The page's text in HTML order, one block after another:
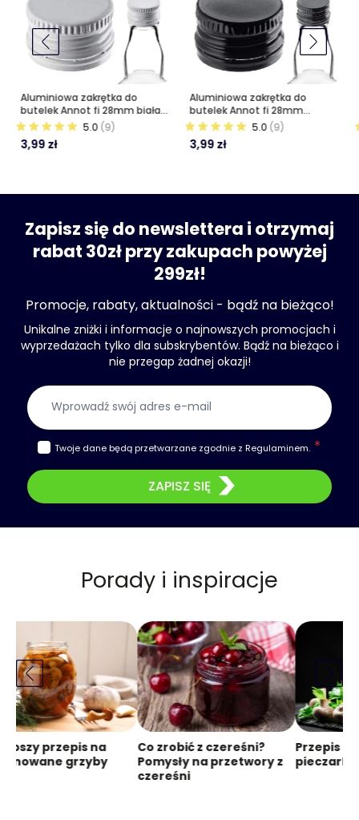
Aluminiowa zakrętka do
butelek Annot fi 28mm biała
10 szt.
5.0 (9)
3,99 zł
Aluminiowa zakrętka do
butelek Annot fi 28mm
czarna 10 szt.5.0 (9)
3,99 zł
Zapisz się do newslettera i otrzymaj
rabat 30zł przy zakupach powyżej
299zł!
Promocje, rabaty, aktualności - bądź na bieżąco!
Unikalne zniżki i informacje o najnowszych promocjach i
wyprzedażach tylko dla subskrybentów. Bądź na bieżąco i
nie przegap żadnej okazji!
Twoje dane będą przetwarzane zgodnie z Regulaminem.
ZAPISZ SIĘ
Porady i inspiracje
przepis na
grzyby
Co zrobić z czereśni?
Pomysły na przetwory z
czereśni
Przepis
pieczarki